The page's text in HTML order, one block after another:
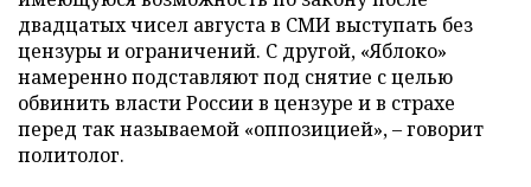
двадцатых чисел августа в СМИ выступать без
цензуры и ограничений. С другой, «Яблоко»
намеренно подставляют под снятие с целью
обвинить власти России в цензуре и в страхе
перед так называемой «оппозицией», – говорит
политолог.